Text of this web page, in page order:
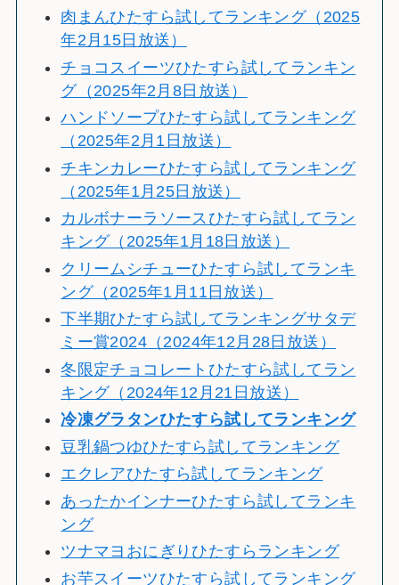
肉まんひたすら試してランキング（2025
年2月15日放送）
チョコスイーツひたすら試してランキン
グ（2025年2月8日放送）
ハンドソープひたすら試してランキング
（2025年2月1日放送）
チキンカレーひたすら試してランキング
（2025年1月25日放送）
カルボナーラソースひたすら試してラン
キング（2025年1月18日放送）
クリームシチューひたすら試してランキ
ング（2025年1月11日放送）
下半期ひたすら試してランキングサタデ
ミー賞2024（2024年12月28日放送）
冬限定チョコレートひたすら試してラン
キング（2024年12月21日放送）
冷凍グラタンひたすら試してランキング
豆乳鍋つゆひたすら試してランキング
エクレアひたすら試してランキング
あったかインナーひたすら試してランキ
ング
ツナマヨおにぎりひたすらランキング
お芋スイーツひたすら試してランキング